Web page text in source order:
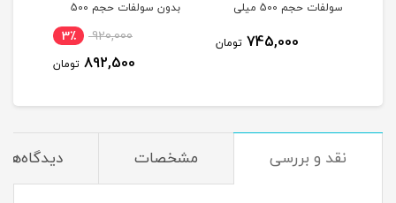
سولفات حجم 500 میلی
745,000 تومان
بدون سولفات حجم 500
920,000 3٪
892,500 تومان
نقد و بررسی مشخصات دیدگاه‌ها